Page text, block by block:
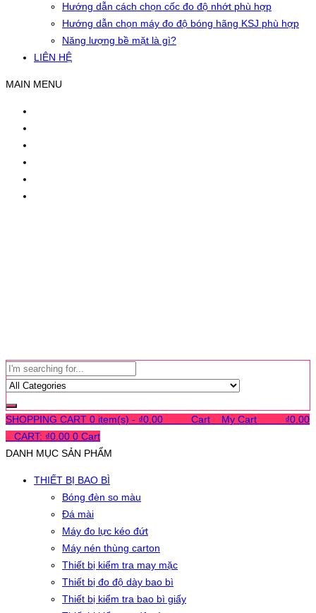
Hướng dẫn cách chọn cốc đo độ nhớt phù hợp
Hướng dẫn chọn máy đo độ bóng hãng KSJ phù hợp
Năng lượng bề mặt là gì?
LIÊN HỆ
MAIN MENU
SHOPPING CART 0 item(s) - ₫0.00 Cart My Cart ₫0.00
CART: ₫0.00 0 Cart
DANH MỤC SẢN PHẨM
THIẾT BỊ BAO BÌ
Bóng đèn so màu
Đá mài
Máy đo lực kéo đứt
Máy nén thùng carton
Thiết bị kiểm tra may mặc
Thiết bị đo độ dày bao bì
Thiết bị kiểm tra bao bì giấy